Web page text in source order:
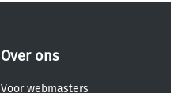
Over ons
Voor webmasters